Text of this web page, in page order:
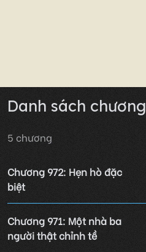
Danh sách chương
5 chương
Chương 972: Hẹn hò đặc
biệt
Chương 971: Một nhà ba
người thật chỉnh tề